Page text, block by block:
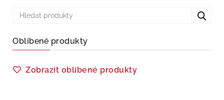
Oblíbené produkty
Zobrazit oblíbené produkty